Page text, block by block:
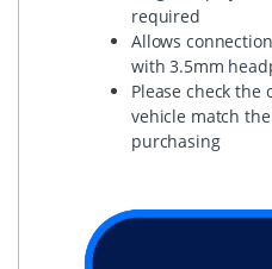
required
Allows
with 3.5mm
Please check the
vehicle match
purchasing